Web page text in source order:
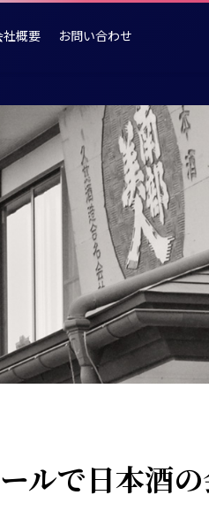
社概要 お問い合わせ
ルで日本酒